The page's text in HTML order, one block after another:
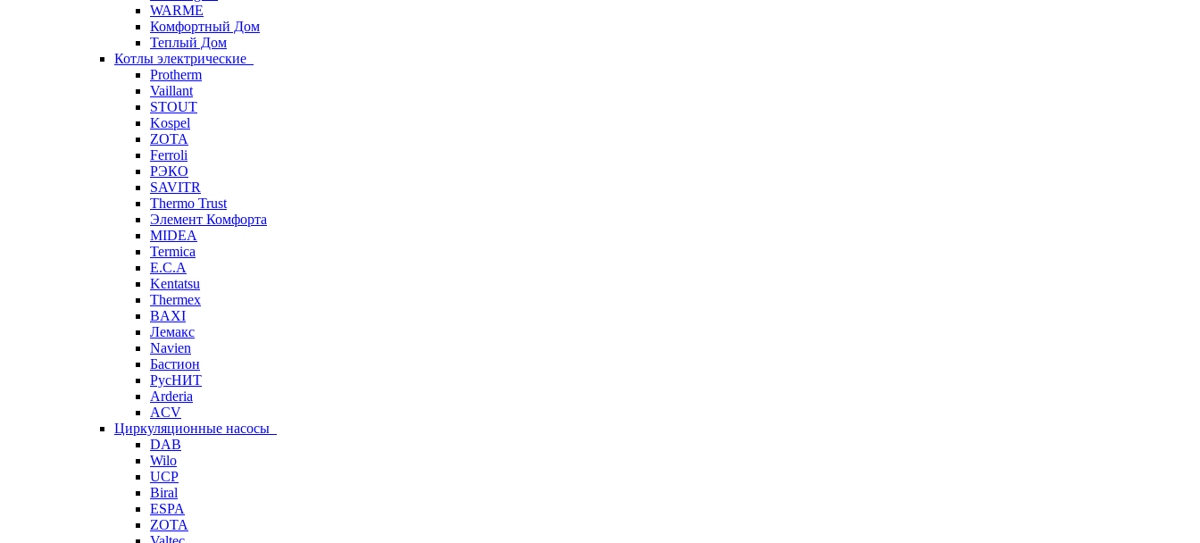
WARME
Комфортный Дом
Теплый Дом
Котлы электрические
Protherm
Vaillant
STOUT
Kospel
ZOTA
Ferroli
РЭКО
SAVITR
Thermo Trust
Элемент Комфорта
MIDEA
Termica
E.C.A
Kentatsu
Thermex
BAXI
Лемакс
Navien
Бастион
РусНИТ
Arderia
ACV
Циркуляционные насосы
DAB
Wilo
UCP
Biral
ESPA
ZOTA